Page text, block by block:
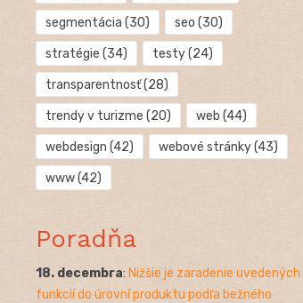
segmentácia (30) seo (30)
stratégie (34) testy(24)
transparentnosť(28)
trendy v turizme (20) web (44)
webdesign (42) webové stránky(43)
www(42)
Poradňa
18. decembra: Nižšie je zaradenie uvedených
funkcií do úrovní produktu podľa bežného